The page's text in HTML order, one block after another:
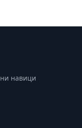
навици